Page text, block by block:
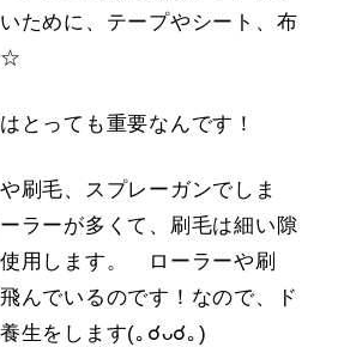
ために、テープやシート、布
っても重要なんです！
刷毛、スプレーガンでしま
ラーが多くて、刷毛は細い隙
用します。 ローラーや刷
んでいるのです！なので、ド
生をします(｡☌ᴗ☌｡)